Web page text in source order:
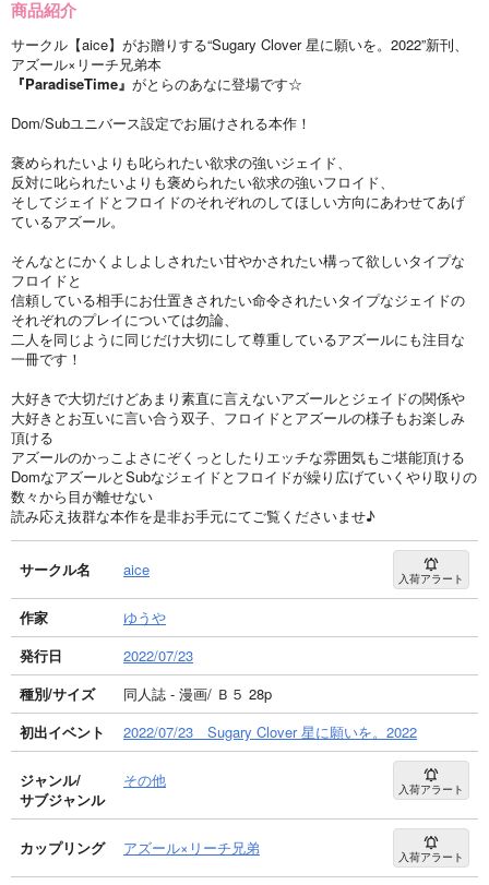
商品紹介
サークル【aice】がお贈りする“Sugary Clover 星に願いを。2022”新刊、
アズール×リーチ兄弟本
『ParadiseTime』 がとらのあなに登場です☆
Dom/Subユニバース設定でお届けされる本作！
褒められたいよりも叱られたい欲求の強いジェイド、
反対に叱られたいよりも褒められたい欲求の強いフロイド、
そしてジェイドとフロイドのそれぞれのしてほしい方向にあわせてあげ
ているアズール。
そんなとにかくよしよしされたい甘やかされたい構って欲しいタイプな
フロイドと
信頼している相手にお仕置きされたい命令されたいタイプなジェイドの
それぞれのプレイについては勿論、
二人を同じように同じだけ大切にして尊重しているアズールにも注目な
一冊です！
大好きで大切だけどあまり素直に言えないアズールとジェイドの関係や
大好きとお互いに言い合う双子、フロイドとアズールの様子もお楽しみ
頂ける
アズールのかっこよさにぞくっとしたりエッチな雰囲気もご堪能頂ける
DomなアズールとSubなジェイドとフロイドが繰り広げていくやり取りの
数々から目が離せない
読み応え抜群な本作を是非お手元にてご覧くださいませ♪
サークル名 aice 入荷アラート
作家
ゆうや
発行日
2022/07/23
種別/サイズ
同人誌 - 漫画/ Ｂ５ 28p
初出イベント
2022/07/23 Sugary Clover 星に願いを。2022
ジャンル/
サブジャンル
その他 入荷アラート
カップリング アズール×リーチ兄弟 入荷アラート